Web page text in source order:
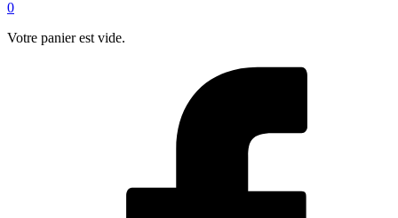
0
Votre panier est vide.